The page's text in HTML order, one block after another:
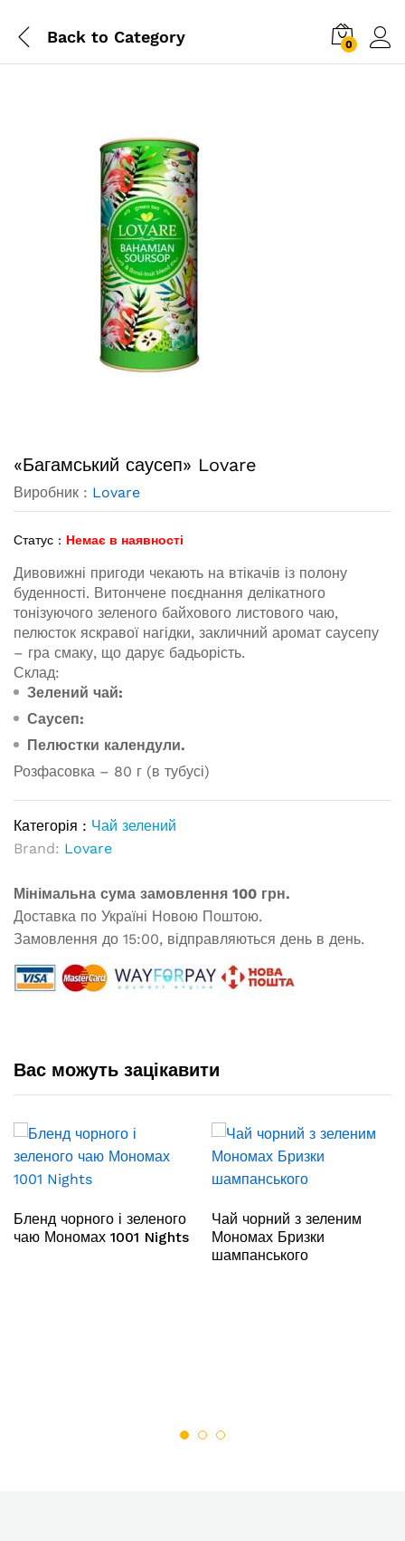
Back to Category 0
«Багамський саусеп» Lovare
Виробник : Lovare
Статус : Немає в наявності
Дивовижні пригоди чекають на втікачів із полону
буденності. Витончене поєднання делікатного
тонізуючого зеленого байхового листового чаю,
пелюсток яскравої нагідки, закличний аромат саусепу
– гра смаку, що дарує бадьорість.
Склад:
Зелений чай:
Саусеп:
Пелюстки календули.
Розфасовка – 80 г (в тубусі)
Категорія : Чай зелений
Brand: Lovare
Мінімальна сума замовлення 100 грн.
Доставка по Україні Новою Поштою.
Замовлення до 15:00, відправляються день в день.
Вас можуть зацікавити
Бленд чорного і зеленого
чаю Мономах 1001 Nights
Чай чорний з зеленим
Мономах Бризки
шампанського